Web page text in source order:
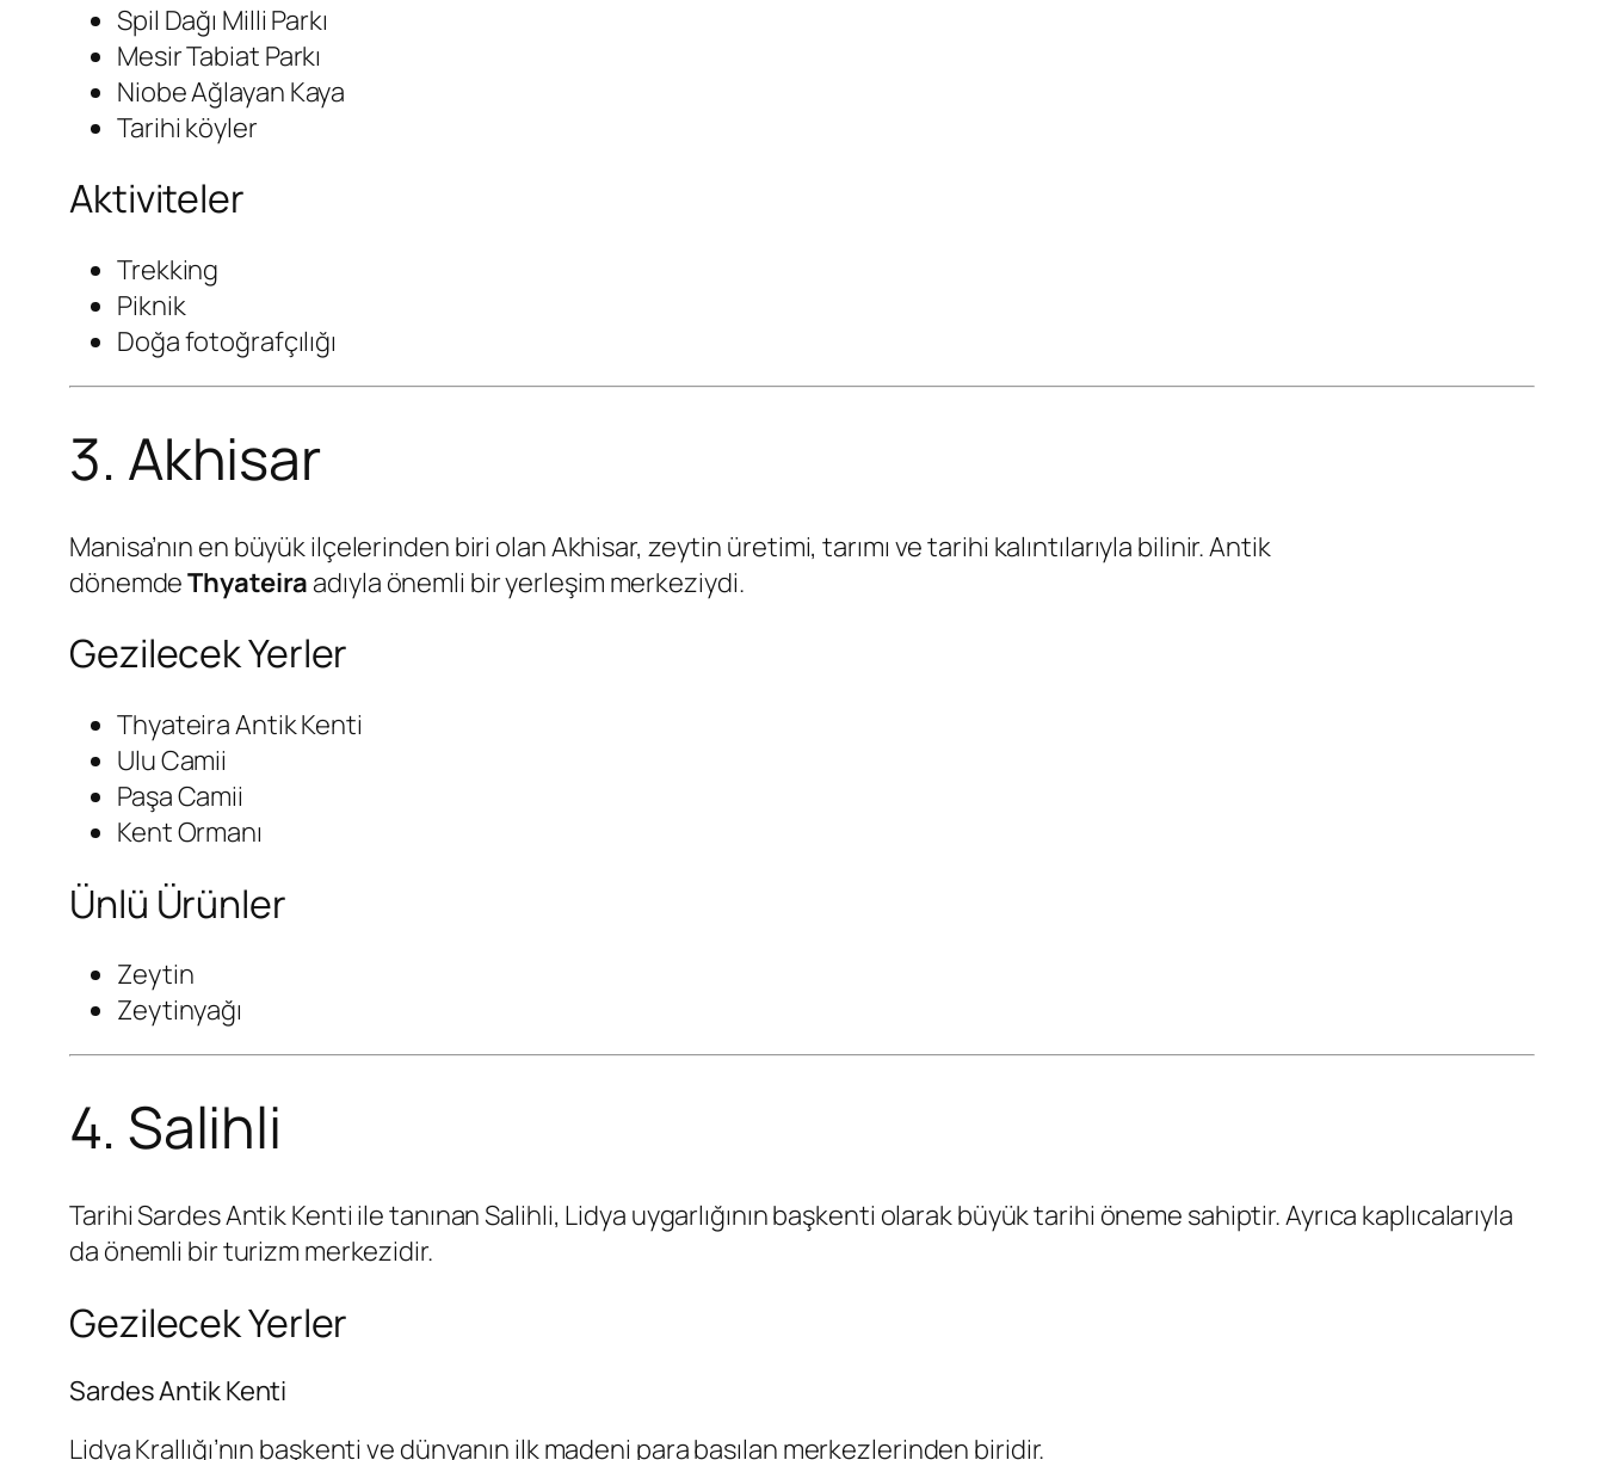
Spil Dağı Milli Parkı
Mesir Tabiat Parkı
Niobe Ağlayan Kaya
Tarihi köyler
Aktiviteler
Trekking
Piknik
Doğa fotoğrafçılığı
3. Akhisar
Manisa’nın en büyük ilçelerinden biri olan Akhisar, zeytin üretimi, tarımı ve tarihi kalıntılarıyla bilinir. Antik
dönemdeThyateira adıyla önemli bir yerleşim merkeziydi.
Gezilecek Yerler
Thyateira Antik Kenti
Ulu Camii
Paşa Camii
Kent Ormanı
Ünlü Ürünler
Zeytin
Zeytinyağı
4. Salihli
TarihiSardes Antik Kenti ile tanınan Salihli, Lidya uygarlığının başkenti olarak büyük tarihi öneme sahiptir. Ayrıca kaplıcalarıyla
da önemli bir turizm merkezidir.
Gezilecek Yerler
Sardes Antik Kenti
Lidya Krallığı’nın başkenti ve dünyanın ilk madeni para basılan merkezlerinden biridir.